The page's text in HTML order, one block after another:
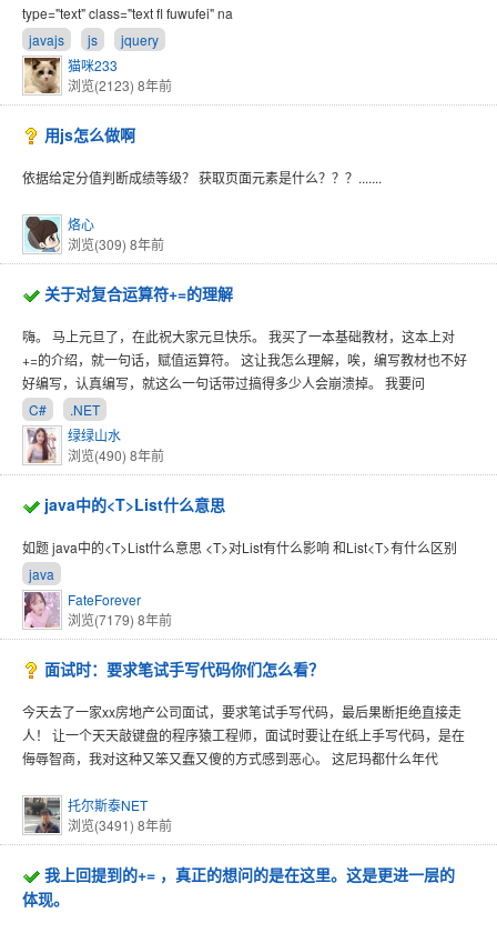
type="text" class="text fl fuwufei" na
javajs
js
jquery
猫咪233
浏览(2123) 8年前
用js怎么做啊
依据给定分值判断成绩等级？ 获取页面元素是什么？？？.......
烙心
浏览(309) 8年前
关于对复合运算符+=的理解
嗨。 马上元旦了，在此祝大家元旦快乐。 我买了一本基础教材，这本上对
+=的介绍，就一句话，赋值运算符。 这让我怎么理解，唉，编写教材也不好
好编写，认真编写，就这么一句话带过搞得多少人会崩溃掉。 我要问
C#
.NET
绿绿山水
浏览(490) 8年前
java中的<T>List什么意思
如题 java中的<T>List什么意思 <T>对List有什么影响 和List<T>有什么区别
java
FateForever
浏览(7179) 8年前
面试时：要求笔试手写代码你们怎么看？
今天去了一家xx房地产公司面试，要求笔试手写代码，最后果断拒绝直接走
人！ 让一个天天敲键盘的程序猿工程师，面试时要让在纸上手写代码，是在
侮辱智商，我对这种又笨又蠢又傻的方式感到恶心。 这尼玛都什么年代
托尔斯泰NET
浏览(3491) 8年前
我上回提到的+= ，真正的想问的是在这里。这是更进一层的
体现。